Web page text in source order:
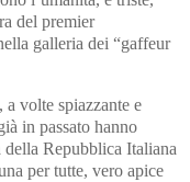
del premier
galleria dei “gaffeur
volte spiazzante e
in passato hanno
Repubblica Italiana
per tutte, vero apice